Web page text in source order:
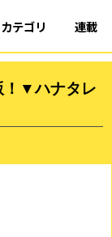
カテゴリ 連載
！▼ハナタレ